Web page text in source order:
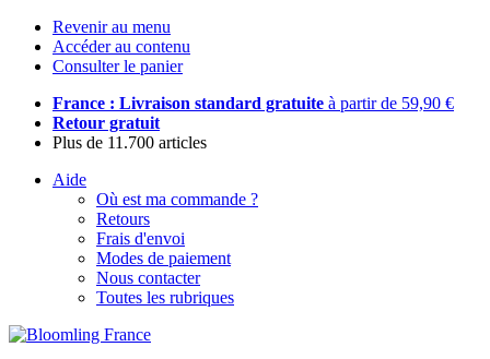
Revenir au menu
Accéder au contenu
Consulter le panier
France : Livraison standard gratuite à partir de 59,90 €
Retour gratuit
Plus de 11.700 articles
Aide
Où est ma commande ?
Retours
Frais d'envoi
Modes de paiement
Nous contacter
Toutes les rubriques